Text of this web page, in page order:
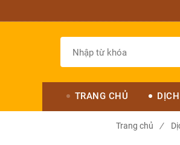
TRANG CHỦ
Trang chủ /